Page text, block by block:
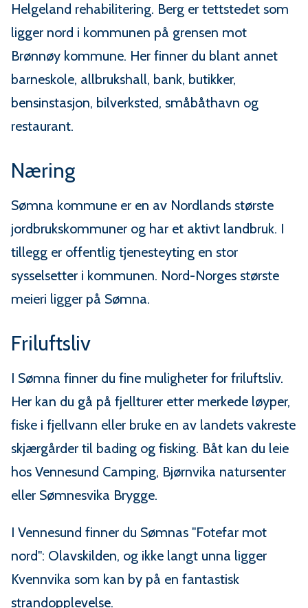
Helgeland rehabilitering. Berg er tettstedet som
ligger nord i kommunen på grensen mot
Brønnøy kommune. Her finner du blant annet
barneskole, allbrukshall, bank, butikker,
bensinstasjon, bilverksted, småbåthavn og
restaurant.
Næring
Sømna kommune er en av Nordlands største
jordbrukskommuner og har et aktivt landbruk. I
tillegg er offentlig tjenesteyting en stor
sysselsetter i kommunen. Nord-Norges største
meieri ligger på Sømna.
Friluftsliv
I Sømna finner du fine muligheter for friluftsliv.
Her kan du gå på fjellturer etter merkede løyper,
fiske i fjellvann eller bruke en av landets vakreste
skjærgårder til bading og fisking. Båt kan du leie
hos Vennesund Camping, Bjørnvika natursenter
eller Sømnesvika Brygge.
I Vennesund finner du Sømnas "Fotefar mot
nord": Olavskilden, og ikke langt unna ligger
Kvennvika som kan by på en fantastisk
strandopplevelse.